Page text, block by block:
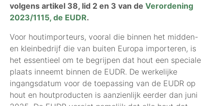
volgens artikel 38, lid 2 en 3 van de Verordening
2023/1115, de EUDR.
Voor houtimporteurs, vooral die binnen het midden-
en kleinbedrijf die van buiten Europa importeren, is
het essentieel om te begrijpen dat hout een speciale
plaats inneemt binnen de EUDR. De werkelijke
ingangsdatum voor de toepassing van de EUDR op
hout en houtproducten is aanzienlijk eerder dan juni